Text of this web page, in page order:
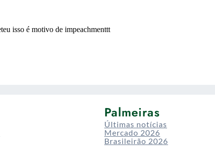
Palmeiras
Últimas notícias
Mercado 2026
Brasileirão 2026